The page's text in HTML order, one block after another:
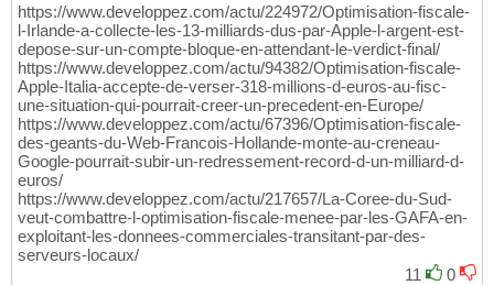
https://www.developpez.com/actu/224972/Optimisation-fiscale-
l-Irlande-a-collecte-les-13-milliards-dus-par-Apple-l-argent-est-
depose-sur-un-compte-bloque-en-attendant-le-verdict-final/
https://www.developpez.com/actu/94382/Optimisation-fiscale-
Apple-Italia-accepte-de-verser-318-millions-d-euros-au-fisc-
une-situation-qui-pourrait-creer-un-precedent-en-Europe/
https://www.developpez.com/actu/67396/Optimisation-fiscale-
des-geants-du-Web-Francois-Hollande-monte-au-creneau-
Google-pourrait-subir-un-redressement-record-d-un-milliard-d-
euros/
https://www.developpez.com/actu/217657/La-Coree-du-Sud-
veut-combattre-l-optimisation-fiscale-menee-par-les-GAFA-en-
exploitant-les-donnees-commerciales-transitant-par-des-
serveurs-locaux/
11
0